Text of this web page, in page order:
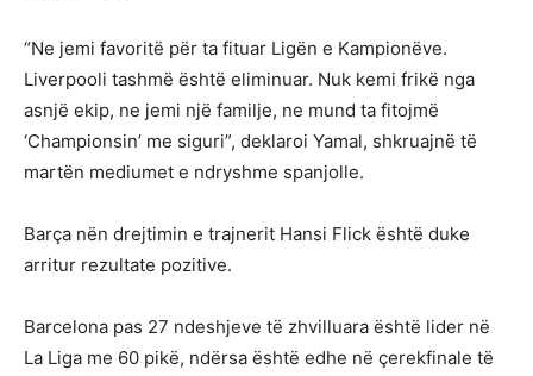
“Ne jemi favoritë për ta fituar Ligën e Kampionëve.
Liverpooli tashmë është eliminuar. Nuk kemi frikë nga
asnjë ekip, ne jemi një familje, ne mund ta fitojmë
‘Championsin’ me siguri”, deklaroi Yamal, shkruajnë të
martën mediumet e ndryshme spanjolle.
Barça nën drejtimin e trajnerit Hansi Flick është duke
arritur rezultate pozitive.
Barcelona pas 27 ndeshjeve të zhvilluara është lider në
La Liga me 60 pikë, ndërsa është edhe në çerekfinale të